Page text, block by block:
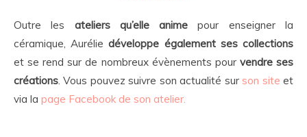
Outre les ateliers qu’elle anime pour enseigner la
céramique, Auréliedéveloppe également ses collections
et se rend sur de nombreux évènements pour vendre ses
créations. Vous pouvez suivre son actualité surson site et
via la page Facebook de son atelier.